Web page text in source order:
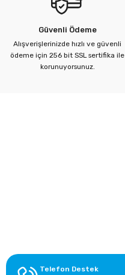
Güvenli Ödeme
Alışverişlerinizde hızlı ve güvenli
ödeme için 256 bit SSL sertifika ile
korunuyorsunuz.
Telefon Destek